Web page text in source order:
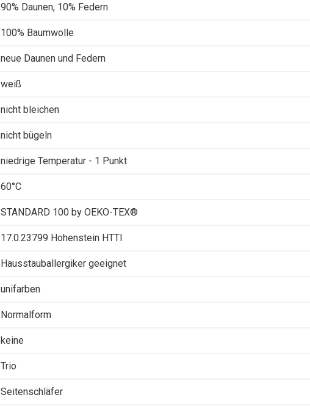
90% Daunen, 10% Federn
100% Baumwolle
neue Daunen und Federn
weiß
nicht bleichen
nicht bügeln
niedrige Temperatur - 1 Punkt
60°C
STANDARD 100 by OEKO-TEX®
17.0.23799 Hohenstein HTTI
Hausstauballergiker geeignet
unifarben
Normalform
keine
Trio
Seitenschläfer